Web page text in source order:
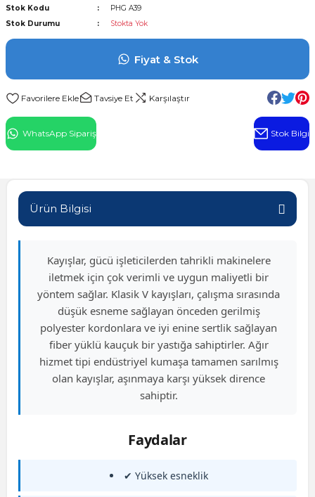
Rulman
Stok Kodu
PHG A39
Stok Durumu
Stokta Yok
Fiyat & Stok
Tavsiye Et Karşılaştır
WhatsApp Sipariş Stok Bilgi
Ürün Bilgisi
Kayışlar, gücü işleticilerden tahrikli makinelere
iletmek için çok verimli ve uygun maliyetli bir
yöntem sağlar. Klasik V kayışları, çalışma sırasında
düşük esneme sağlayan önceden gerilmiş
polyester kordonlara ve iyi enine sertlik sağlayan
fiber yüklü kauçuk bir yastığa sahiptirler. Ağır
hizmet tipi endüstriyel kumaşa tamamen sarılmış
olan kayışlar, aşınmaya karşı yüksek dirence
sahiptir.
Faydalar
✔ Yüksek esneklik